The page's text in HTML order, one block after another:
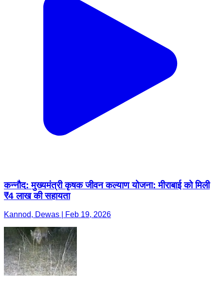
कन्नौद: मुख्यमंत्री कृषक जीवन कल्याण योजना: मीराबाई को मिली
₹4 लाख की सहायता
Kannod, Dewas | Feb 19, 2026